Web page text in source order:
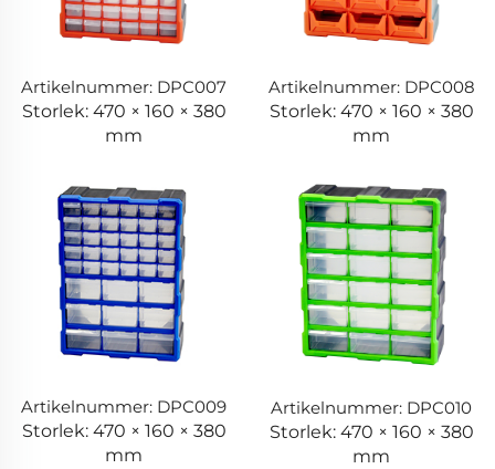
Artikelnummer: DPC007
Storlek: 470 × 160 × 380
mm
Artikelnummer: DPC008
Storlek: 470 × 160 × 380
mm
Artikelnummer: DPC009
Storlek: 470 × 160 × 380
mm
Artikelnummer: DPC010
Storlek: 470 × 160 × 380
mm